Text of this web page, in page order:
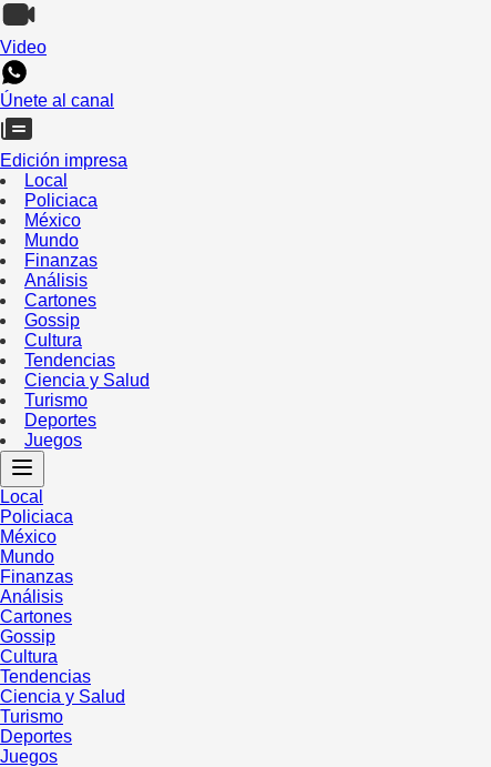
Video
Únete al canal
Edición impresa
Local
Policiaca
México
Mundo
Finanzas
Análisis
Cartones
Gossip
Cultura
Tendencias
Ciencia y Salud
Turismo
Deportes
Juegos
Local
Policiaca
México
Mundo
Finanzas
Análisis
Cartones
Gossip
Cultura
Tendencias
Ciencia y Salud
Turismo
Deportes
Juegos